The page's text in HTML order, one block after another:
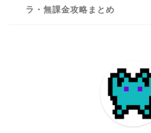
ラ・無課金攻略まとめ